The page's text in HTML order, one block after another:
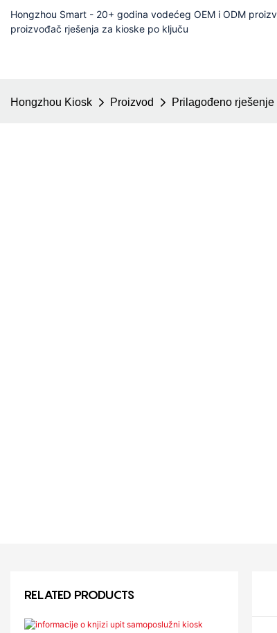
Hongzhou Smart - 20+ godina vodećeg OEM i ODM
proizvođač rješenja za kioske po ključu
Hongzhou Kiosk Proizvod Prilagođeno rješenje
RELATED PRODUCTS